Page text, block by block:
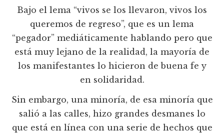
Bajo el lema “vivos se los llevaron, vivos los
queremos de regreso”, que es un lema
“pegador” mediáticamente hablando pero que
está muy lejano de la realidad, la mayoría de
los manifestantes lo hicieron de buena fe y
en solidaridad.
Sin embargo, una minoría, de esa minoría que
salió a las calles, hizo grandes desmanes lo
que está en línea con una serie de hechos que